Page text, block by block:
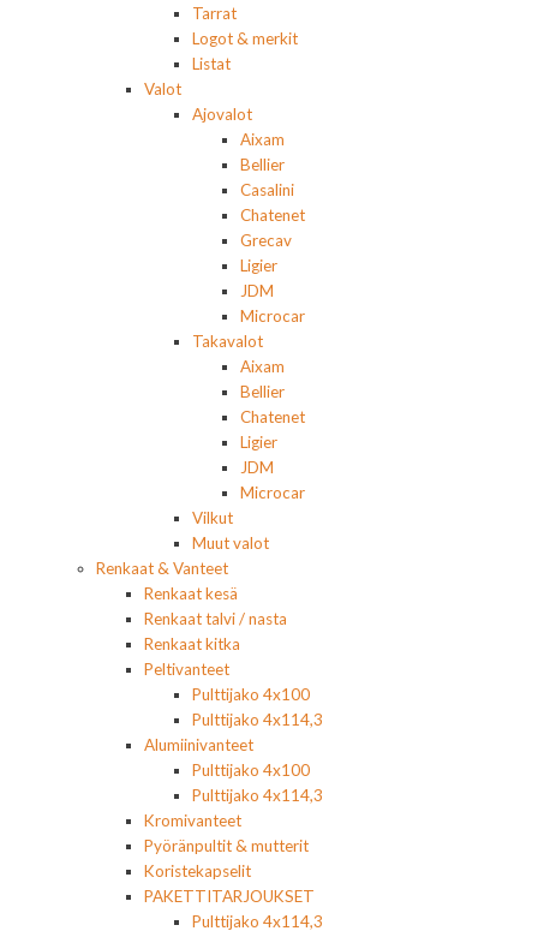
Tarrat
Logot & merkit
Listat
Valot
Ajovalot
Aixam
Bellier
Casalini
Chatenet
Grecav
Ligier
JDM
Microcar
Takavalot
Aixam
Bellier
Chatenet
Ligier
JDM
Microcar
Vilkut
Muut valot
Renkaat & Vanteet
Renkaat kesä
Renkaat talvi / nasta
Renkaat kitka
Peltivanteet
Pulttijako 4x100
Pulttijako 4x114,3
Alumiinivanteet
Pulttijako 4x100
Pulttijako 4x114,3
Kromivanteet
Pyöränpultit & mutterit
Koristekapselit
PAKETTITARJOUKSET
Pulttijako 4x114,3